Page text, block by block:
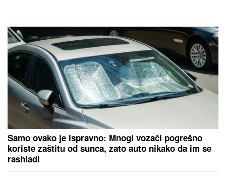
Julijana je imala 17 godina kada je
PALA IZ AVIONA SA 3.200 METARA
U PRAŠUMU: Imala je duboke rane
svuda po telu i slomljene kosti,
videla je MRTVU MAJKU, ali nije
želela da se preda